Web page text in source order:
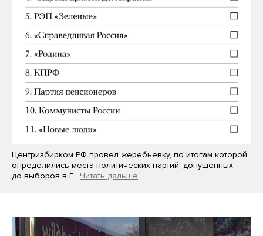
Центризбирком РФ провел жеребьевку, по итогам которой
определились места политических партий, допущенных
до выборов в Г… Читать дальше